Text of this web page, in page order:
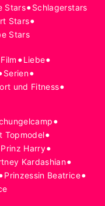
Stars•Schlagerstars
Stars•
Stars
•Liebe•
Serien•
und Fitness•
•
Topmodel•
Prinz Harry•
Kardashian•
Prinzessin Beatrice•